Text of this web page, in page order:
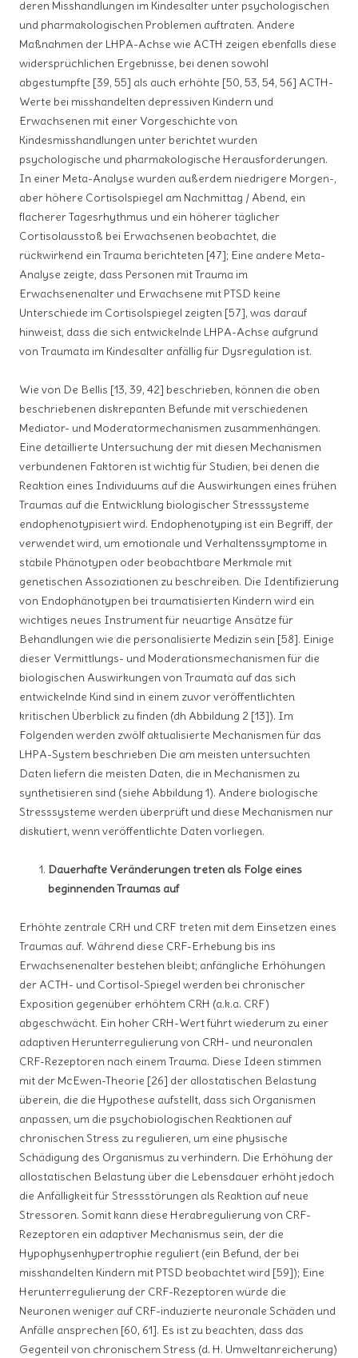
deren Misshandlungen im Kindesalter unter psychologischen
und pharmakologischen Problemen auftraten. Andere
Maßnahmen der LHPA-Achse wie ACTH zeigen ebenfalls diese
widersprüchlichen Ergebnisse, bei denen sowohl
abgestumpfte [39, 55] als auch erhöhte [50, 53, 54, 56] ACTH-
Werte bei misshandelten depressiven Kindern und
Erwachsenen mit einer Vorgeschichte von
Kindesmisshandlungen unter berichtet wurden
psychologische und pharmakologische Herausforderungen.
In einer Meta-Analyse wurden außerdem niedrigere Morgen-,
aber höhere Cortisolspiegel am Nachmittag / Abend, ein
flacherer Tagesrhythmus und ein höherer täglicher
Cortisolausstoß bei Erwachsenen beobachtet, die
rückwirkend ein Trauma berichteten [47]; Eine andere Meta-
Analyse zeigte, dass Personen mit Trauma im
Erwachsenenalter und Erwachsene mit PTSD keine
Unterschiede im Cortisolspiegel zeigten [57], was darauf
hinweist, dass die sich entwickelnde LHPA-Achse aufgrund
von Traumata im Kindesalter anfällig für Dysregulation ist.
Wie von De Bellis [13, 39, 42] beschrieben, können die oben
beschriebenen diskrepanten Befunde mit verschiedenen
Mediator- und Moderatormechanismen zusammenhängen.
Eine detaillierte Untersuchung der mit diesen Mechanismen
verbundenen Faktoren ist wichtig für Studien, bei denen die
Reaktion eines Individuums auf die Auswirkungen eines frühen
Traumas auf die Entwicklung biologischer Stresssysteme
endophenotypisiert wird. Endophenotyping ist ein Begriff, der
verwendet wird, um emotionale und Verhaltenssymptome in
stabile Phänotypen oder beobachtbare Merkmale mit
genetischen Assoziationen zu beschreiben. Die Identifizierung
von Endophänotypen bei traumatisierten Kindern wird ein
wichtiges neues Instrument für neuartige Ansätze für
Behandlungen wie die personalisierte Medizin sein [58]. Einige
dieser Vermittlungs- und Moderationsmechanismen für die
biologischen Auswirkungen von Traumata auf das sich
entwickelnde Kind sind in einem zuvor veröffentlichten
kritischen Überblick zu finden (dh Abbildung 2 [13]). Im
Folgenden werden zwölf aktualisierte Mechanismen für das
LHPA-System beschrieben Die am meisten untersuchten
Daten liefern die meisten Daten, die in Mechanismen zu
synthetisieren sind (siehe Abbildung 1). Andere biologische
Stresssysteme werden überprüft und diese Mechanismen nur
diskutiert, wenn veröffentlichte Daten vorliegen.
Dauerhafte Veränderungen treten als Folge eines
beginnenden Traumas auf
Erhöhte zentrale CRH und CRF treten mit dem Einsetzen eines
Traumas auf. Während diese CRF-Erhebung bis ins
Erwachsenenalter bestehen bleibt; anfängliche Erhöhungen
der ACTH- und Cortisol-Spiegel werden bei chronischer
Exposition gegenüber erhöhtem CRH (a.k.a. CRF)
abgeschwächt. Ein hoher CRH-Wert führt wiederum zu einer
adaptiven Herunterregulierung von CRH- und neuronalen
CRF-Rezeptoren nach einem Trauma. Diese Ideen stimmen
mit der McEwen-Theorie [26] der allostatischen Belastung
überein, die die Hypothese aufstellt, dass sich Organismen
anpassen, um die psychobiologischen Reaktionen auf
chronischen Stress zu regulieren, um eine physische
Schädigung des Organismus zu verhindern. Die Erhöhung der
allostatischen Belastung über die Lebensdauer erhöht jedoch
die Anfälligkeit für Stressstörungen als Reaktion auf neue
Stressoren. Somit kann diese Herabregulierung von CRF-
Rezeptoren ein adaptiver Mechanismus sein, der die
Hypophysenhypertrophie reguliert (ein Befund, der bei
misshandelten Kindern mit PTSD beobachtet wird [59]); Eine
Herunterregulierung der CRF-Rezeptoren würde die
Neuronen weniger auf CRF-induzierte neuronale Schäden und
Anfälle ansprechen [60, 61]. Es ist zu beachten, dass das
Gegenteil von chronischem Stress (d. H. Umweltanreicherung)